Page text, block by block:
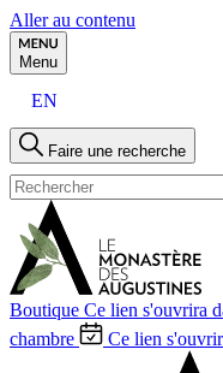
Aller au contenu
Menu
EN
Faire une recherche
Boutique Ce lien s'ouvrira
chambre
Ce lien